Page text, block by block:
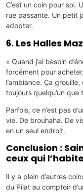
C’est un coin pour soi.
rue passante. Un petit
adopter.
6. Les Halles
« Quand j’ai besoin
forcément pour
l’ambiance. Ça
toujours quelqu’un que
Parfois, ce n’est pas
vie. De brouhaha. De
en un seul endroit.
Conclusion :
ceux qui
Il y a plein d’autres
du Pilat au comptoir